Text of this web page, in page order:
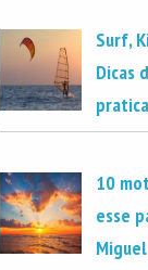
Surf,
Dicas
10
esse